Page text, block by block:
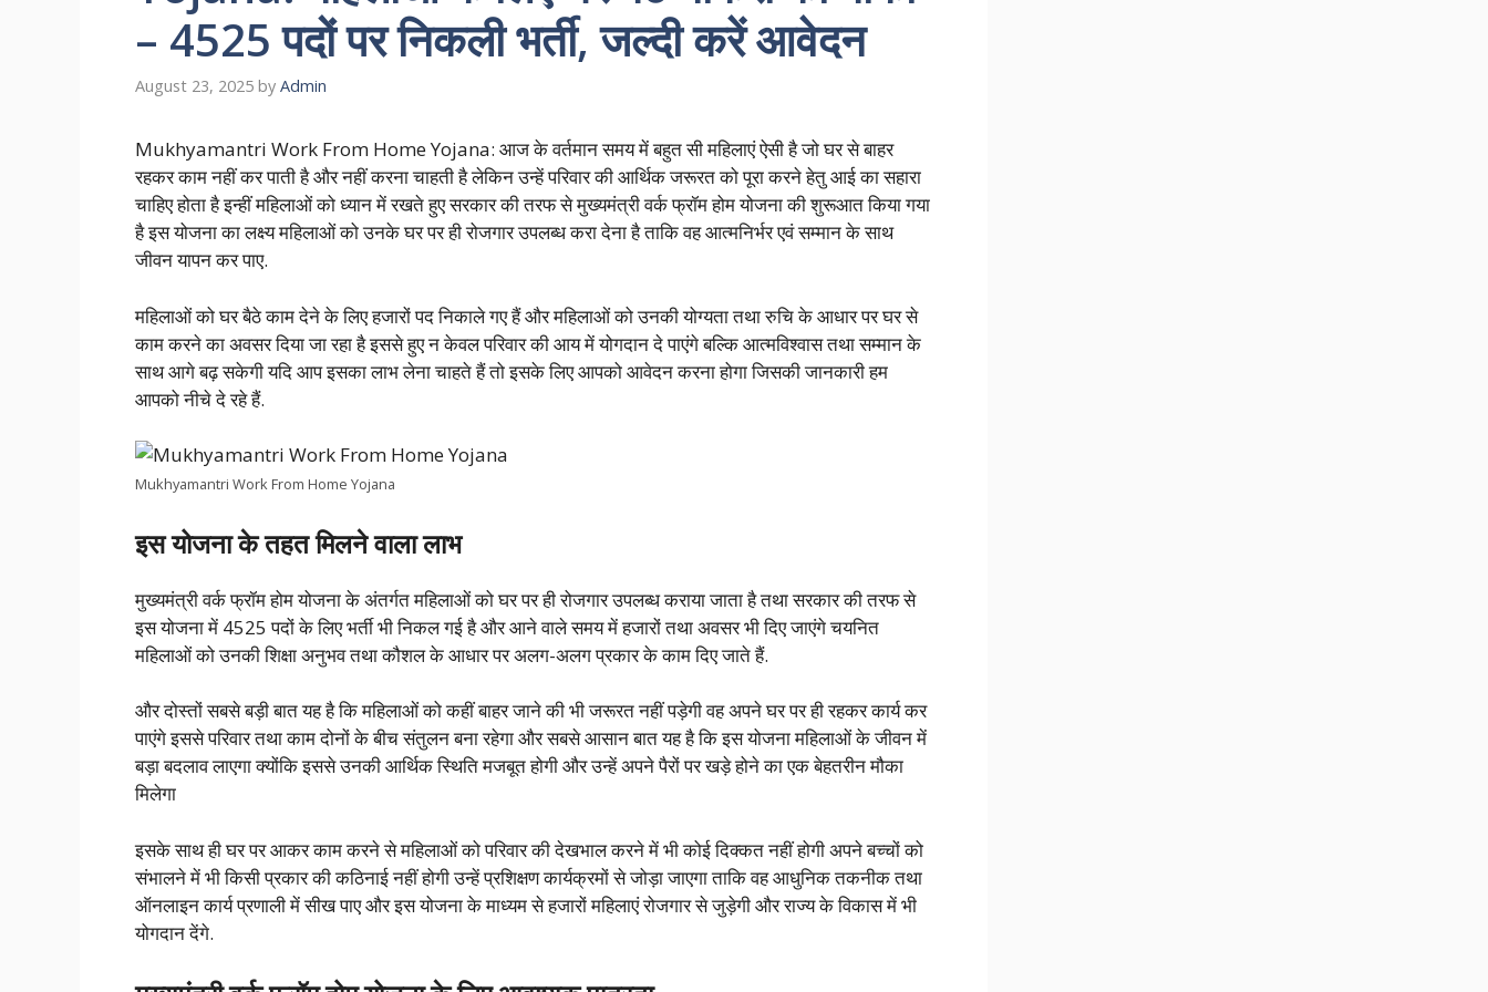
– 4525 पदों पर निकली भर्ती, जल्दी करें आवेदन
August 23, 2025 by Admin
Mukhyamantri Work From Home Yojana: आज के वर्तमान समय में बहुत सी महिलाएं ऐसी है जो घर से बाहर
रहकर काम नहीं कर पाती है और नहीं करना चाहती है लेकिन उन्हें परिवार की आर्थिक जरूरत को पूरा करने हेतु आई का सहारा
चाहिए होता है इन्हीं महिलाओं को ध्यान में रखते हुए सरकार की तरफ से मुख्यमंत्री वर्क फ्रॉम होम योजना की शुरूआत किया गया
है इस योजना का लक्ष्य महिलाओं को उनके घर पर ही रोजगार उपलब्ध करा देना है ताकि वह आत्मनिर्भर एवं सम्मान के साथ
जीवन यापन कर पाए.
महिलाओं को घर बैठे काम देने के लिए हजारों पद निकाले गए हैं और महिलाओं को उनकी योग्यता तथा रुचि के आधार पर घर से
काम करने का अवसर दिया जा रहा है इससे हुए न केवल परिवार की आय में योगदान दे पाएंगे बल्कि आत्मविश्वास तथा सम्मान के
साथ आगे बढ़ सकेगी यदि आप इसका लाभ लेना चाहते हैं तो इसके लिए आपको आवेदन करना होगा जिसकी जानकारी हम
आपको नीचे दे रहे हैं.
Mukhyamantri Work From Home Yojana
इस योजना के तहत मिलने वाला लाभ
मुख्यमंत्री वर्क फ्रॉम होम योजना के अंतर्गत महिलाओं को घर पर ही रोजगार उपलब्ध कराया जाता है तथा सरकार की तरफ से
इस योजना में 4525 पदों के लिए भर्ती भी निकल गई है और आने वाले समय में हजारों तथा अवसर भी दिए जाएंगे चयनित
महिलाओं को उनकी शिक्षा अनुभव तथा कौशल के आधार पर अलग-अलग प्रकार के काम दिए जाते हैं.
और दोस्तों सबसे बड़ी बात यह है कि महिलाओं को कहीं बाहर जाने की भी जरूरत नहीं पड़ेगी वह अपने घर पर ही रहकर कार्य कर
पाएंगे इससे परिवार तथा काम दोनों के बीच संतुलन बना रहेगा और सबसे आसान बात यह है कि इस योजना महिलाओं के जीवन में
बड़ा बदलाव लाएगा क्योंकि इससे उनकी आर्थिक स्थिति मजबूत होगी और उन्हें अपने पैरों पर खड़े होने का एक बेहतरीन मौका
मिलेगा
इसके साथ ही घर पर आकर काम करने से महिलाओं को परिवार की देखभाल करने में भी कोई दिक्कत नहीं होगी अपने बच्चों को
संभालने में भी किसी प्रकार की कठिनाई नहीं होगी उन्हें प्रशिक्षण कार्यक्रमों से जोड़ा जाएगा ताकि वह आधुनिक तकनीक तथा
ऑनलाइन कार्य प्रणाली में सीख पाए और इस योजना के माध्यम से हजारों महिलाएं रोजगार से जुड़ेगी और राज्य के विकास में भी
योगदान देंगे.